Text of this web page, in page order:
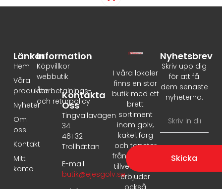
I våra lokaler
finns en stor
butik med ett
brett
sortiment
inom golv,
kakel, färg
och tapeter
från ledande
tillverkare. Vi
erbjuder
också
Information
Köpvillkor
webbutik
Återbetalnings-
och returpolicy
Länkar
Hem
Våra
produkter
Nyheter
Om
oss
Kontakt
Mitt
konto
Kontakta
Oss
Tingvallavägen
34
461 32
Trollhättan
E-mail:
butik@ejesgolv.se
Nyhetsbrev
Skriv upp dig
för att få
dem senaste
nyheterna.
Skicka